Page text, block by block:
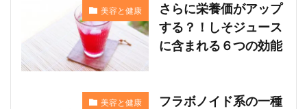
美容と健康
さらに栄養価がアップ
する？！しそジュース
に含まれる６つの効能
美容と健康
フラボノイド系の一種